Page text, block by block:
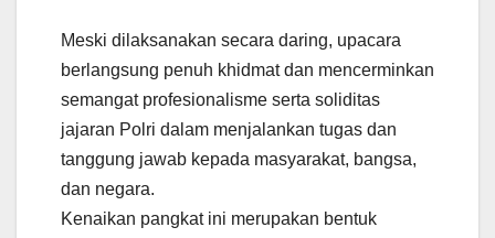
Meski dilaksanakan secara daring, upacara
berlangsung penuh khidmat dan mencerminkan
semangat profesionalisme serta soliditas
jajaran Polri dalam menjalankan tugas dan
tanggung jawab kepada masyarakat, bangsa,
dan negara.
Kenaikan pangkat ini merupakan bentuk